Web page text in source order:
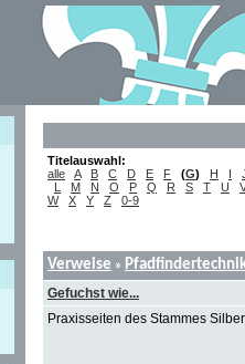
Titelauswahl:
alle
A B C D E F (G) H I
L
M N O P Q R S T U
W
X Y Z 0-9
Verweise »
Gefuchst wie...
Praxisseiten des Stammes